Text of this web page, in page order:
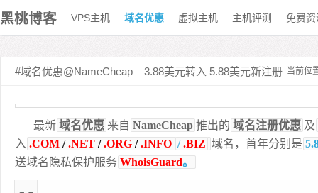
黑桃博客 VPS主机 域名优惠 虚拟主机 主机评测 免费资
当前位
#域名优惠@NameCheap – 3.88美元转入 5.88美元新注册
最新 域名优惠 来自 NameCheap 推出的 域名注册优惠 及
入 .COM /.NET /.ORG /.INFO /.BIZ 域名，首年分别是
送域名隐私保护服务 WhoisGuard。